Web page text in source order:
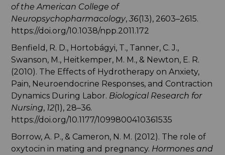
of the American College of
Neuropsychopharmacology,36(13), 2603–2615.
https://doi.org/10.1038/npp.2011.172
Benfield, R. D., Hortobágyi, T., Tanner, C. J.,
Swanson, M., Heitkemper, M. M., & Newton, E. R.
(2010). The Effects of Hydrotherapy on Anxiety,
Pain, Neuroendocrine Responses, and Contraction
Dynamics During Labor. Biological Research for
Nursing, 12(1), 28–36.
https://doi.org/10.1177/1099800410361535
Borrow, A. P., & Cameron, N. M. (2012). The role of
oxytocin in mating and pregnancy. Hormones and